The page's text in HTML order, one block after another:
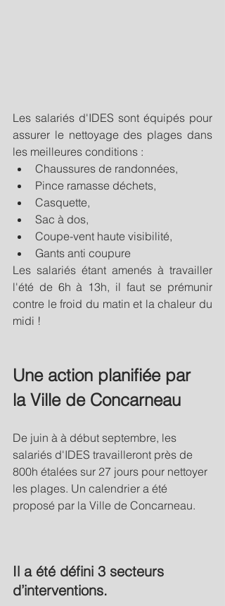
Les salariés d'IDES sont équipés pour
assurer le nettoyage des plages dans
les meilleures conditions :
Chaussures de randonnées,
Pince ramasse déchets,
Casquette,
Sac à dos,
Coupe-vent haute visibilité,
Gants anti coupure
Les salariés étant amenés à travailler
l'été de 6h à 13h, il faut se prémunir
contre le froid du matin et la chaleur du
midi !
Une action planifiée par
la Ville de Concarneau
De juin à à début septembre, les
salariés d'IDES travailleront près de
800h étalées sur 27 jours pour nettoyer
les plages. Un calendrier a été
proposé par la Ville de Concarneau.
Il a été défini 3 secteurs
d’interventions.